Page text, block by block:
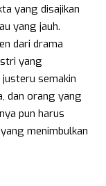
yang disajikan
yang jauh.
dari drama
yang
semakin
dan orang yang
pun harus
menimbulkan